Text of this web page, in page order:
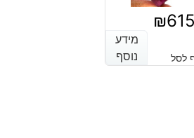
₪615
מידע
נוסף
לסל
מידע
נוסף